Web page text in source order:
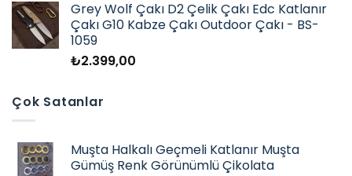
Grey Wolf Çakı D2 Çelik Çakı Edc Katlanır
Çakı G10 Kabze Çakı Outdoor Çakı - BS-
1059
₺2.399,00
Çok Satanlar
Muşta Halkalı Geçmeli Katlanır Muşta
Gümüş Renk Görünümlü Çikolata